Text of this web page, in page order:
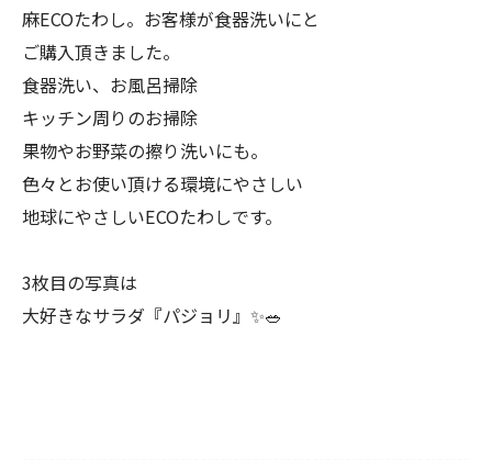
麻ECOたわし。お客様が食器洗いにと
ご購入頂きました。
食器洗い、お風呂掃除
キッチン周りのお掃除
果物やお野菜の擦り洗いにも。
色々とお使い頂ける環境にやさしい
地球にやさしいECOたわしです。
3枚目の写真は
大好きなサラダ『パジョリ』✨🥗